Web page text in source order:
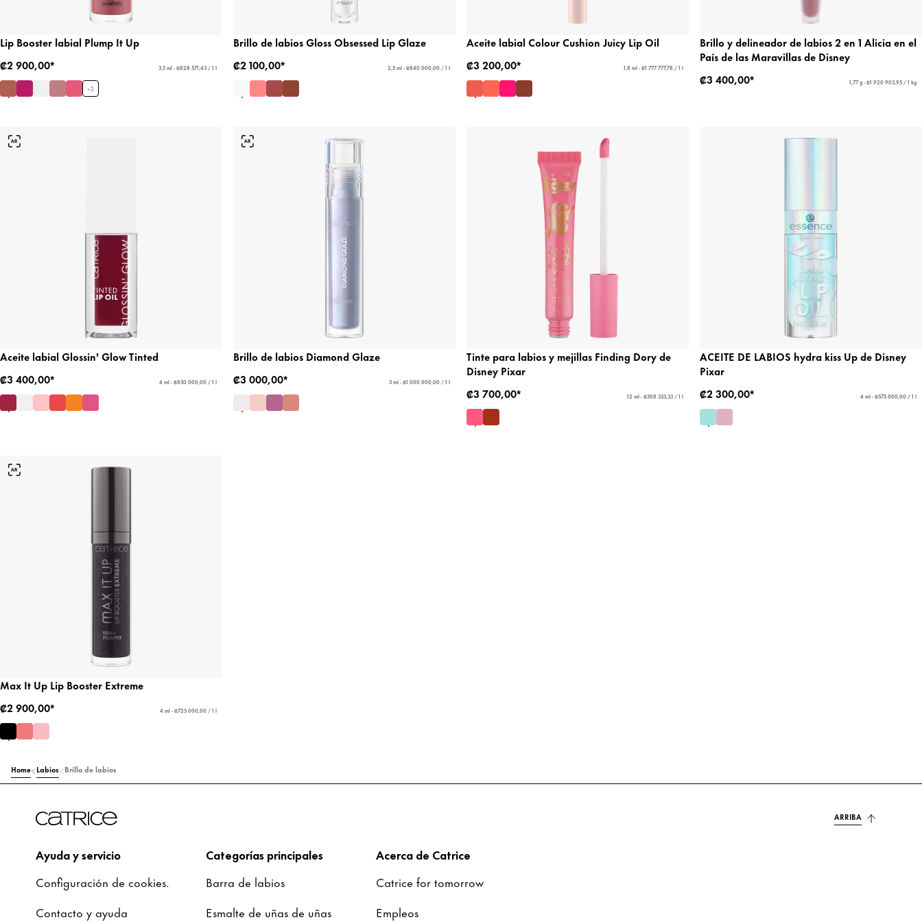
Lip Booster labial Plump It Up
₡2 900,00*
3,5 ml - ₡828 571,43 / 1 l
+2
Brillo de labios Gloss Obsessed Lip Glaze
₡2 100,00*
2,5 ml - ₡840 000,00 / 1 l
Aceite labial Colour Cushion Juicy Lip Oil
₡3 200,00*
1,8 ml - ₡1 777 777,78 / 1 l
Brillo y delineador de labios 2 en 1 Alicia en el
País de las Maravillas de Disney
₡3 400,00*
1,77 g - ₡1 920 903,95 / 1 kg
Aceite labial Glossin' Glow Tinted
₡3 400,00*
4 ml - ₡850 000,00 / 1 l
Brillo de labios Diamond Glaze
₡3 000,00*
3 ml - ₡1 000 000,00 / 1 l
Tinte para labios y mejillas Finding Dory de
Disney Pixar
₡3 700,00*
12 ml - ₡308 333,33 / 1 l
ACEITE DE LABIOS hydra kiss Up de Disney
Pixar
₡2 300,00*
4 ml - ₡575 000,00 / 1 l
Max It Up Lip Booster Extreme
₡2 900,00*
4 ml - ₡725 000,00 / 1 l
Home Labios Brillo de labios
ARRIBA
Ayuda y servicio
Configuración de cookies.
Contacto y ayuda
Categorías principales
Barra de labios
Esmalte de uñas de uñas
Acerca de Catrice
Catrice for tomorrow
Empleos